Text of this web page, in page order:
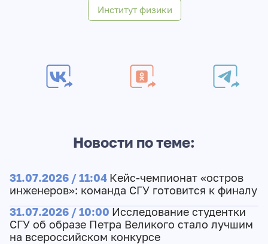
Институт физики
Новости по теме:
31.07.2026 / 11:04 Кейс-чемпионат «остров
инженеров»: команда СГУ готовится к финалу
31.07.2026 / 10:00 Исследование студентки
СГУ об образе Петра Великого стало лучшим
на всероссийском конкурсе